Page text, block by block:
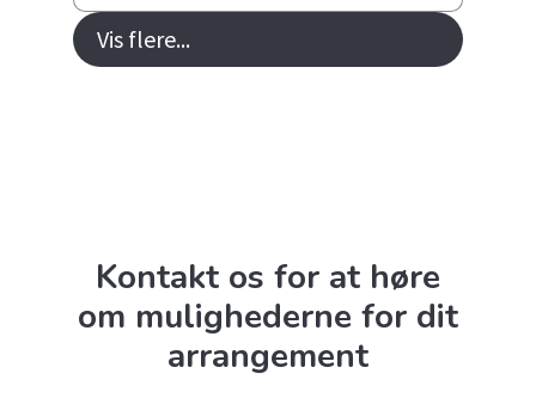
Vis flere...
Kontakt os for at høre
om mulighederne for dit
arrangement